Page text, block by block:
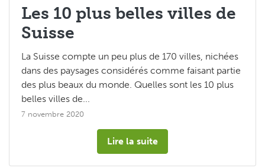
Les 10 plus belles villes de
Suisse
La Suisse compte un peu plus de 170 villes, nichées
dans des paysages considérés comme faisant partie
des plus beaux du monde. Quelles sont les 10 plus
belles villes de...
7 novembre 2020
Lire la suite